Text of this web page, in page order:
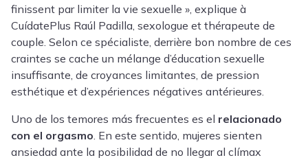
finissent par limiter la vie sexuelle », explique à
CuídatePlus Raúl Padilla, sexologue et thérapeute de
couple. Selon ce spécialiste, derrière bon nombre de ces
craintes se cache un mélange d’éducation sexuelle
insuffisante, de croyances limitantes, de pression
esthétique et d’expériences négatives antérieures.
Uno de los temores más frecuentes es el relacionado
con el orgasmo . En este sentido, mujeres sienten
ansiedad ante la posibilidad de no llegar al clímax